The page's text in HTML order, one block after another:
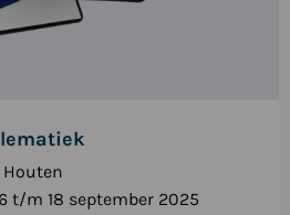
t/m 18 september 2025